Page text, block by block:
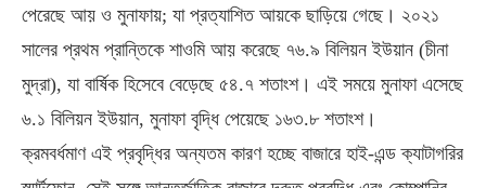
পেরেছে আয় ও মুনাফায়; যা প্রত্যাশিত আয়কে ছাড়িয়ে গেছে। ২০২১
সালের প্রথম প্রান্তিকে শাওমি আয় করেছে ৭৬.৯ বিলিয়ন ইউয়ান (চীনা
মুদ্রা), যা বার্ষিক হিসেবে বেড়েছে ৫৪.৭ শতাংশ। এই সময়ে মুনাফা এসেছে
৬.১ বিলিয়ন ইউয়ান, মুনাফা বৃদ্ধি পেয়েছে ১৬৩.৮ শতাংশ।
ক্রমবর্ধমাণ এই প্রবৃদ্ধির অন্যতম কারণ হচ্ছে বাজারে হাই-এন্ড ক্যাটাগরির